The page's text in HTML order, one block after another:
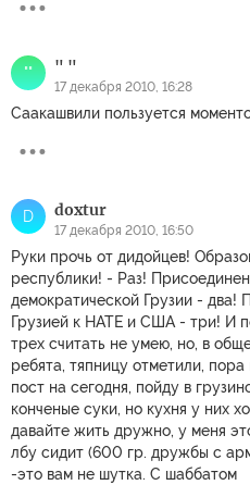
"" " "
17 декабря 2010, 16:28
Саакашвили пользуется
D doxtur
17 декабря 2010, 16:50
Руки прочь от дидойцев!
республики! - Раз!
демократической Грузии -
Грузией к НАТЕ и США - три! И
трех считать не умею, но, в
ребята, тяпницу отметили,
пост на сегодня, пойду в
конченые суки, но кухня у них
давайте жить дружно, у меня
лбу сидит (600 гр. дружбы с
-это вам не шутка. С шаббатом